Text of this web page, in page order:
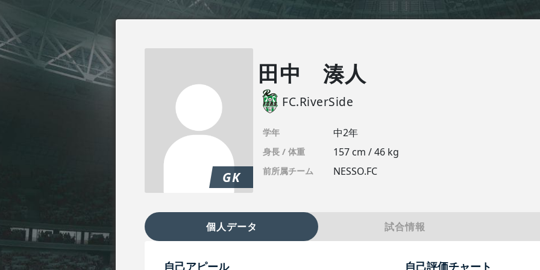
GK
田中 湊人
FC.RiverSide
学年 中2年
身長 / 体重 157 cm / 46 kg
前所属チーム NESSO.FC
個人データ 試合情報
自己アピール 自己評価チャート